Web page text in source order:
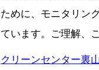
ために、モニタリン
ています。ご理解、
クリーンセンター裏